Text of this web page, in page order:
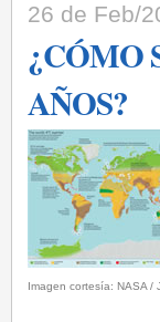
26 de Feb/
¿CÓMO
AÑOS?
­Imagen cortesía: NASA /